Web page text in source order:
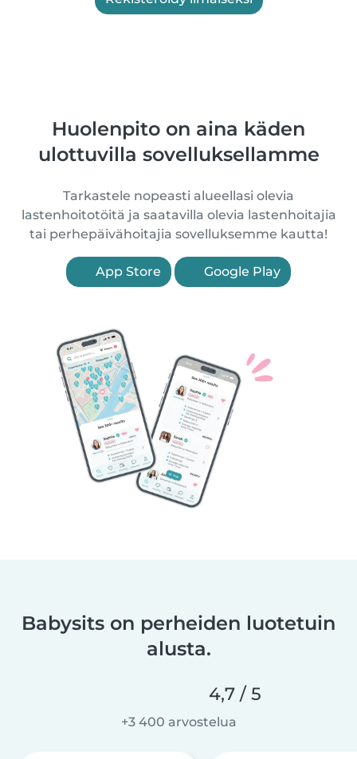
Huolenpito on aina käden
ulottuvilla sovelluksellamme
Tarkastele nopeasti alueellasi olevia
lastenhoitotöitä ja saatavilla olevia lastenhoitajia
tai perhepäivähoitajia sovelluksemme kautta!
App Store Google Play
Babysits on perheiden luotetuin
alusta.
4,7 / 5
+3 400 arvostelua